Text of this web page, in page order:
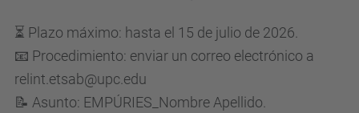
⏳ Plazo máximo: hasta el 15 de julio de 2026.
📧 Procedimiento: enviar un correo electrónico a
relint.etsab@upc.edu
📝 Asunto: EMPÚRIES_Nombre Apellido.